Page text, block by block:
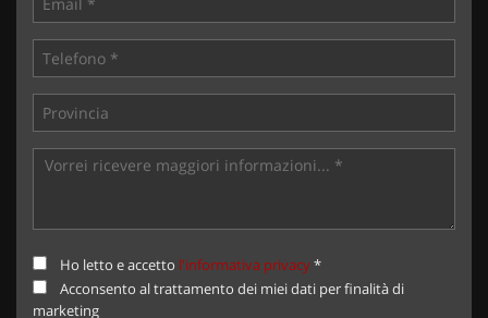
Ho letto e accetto l'informativa privacy*
Acconsento al trattamento dei miei dati per finalità di
marketing